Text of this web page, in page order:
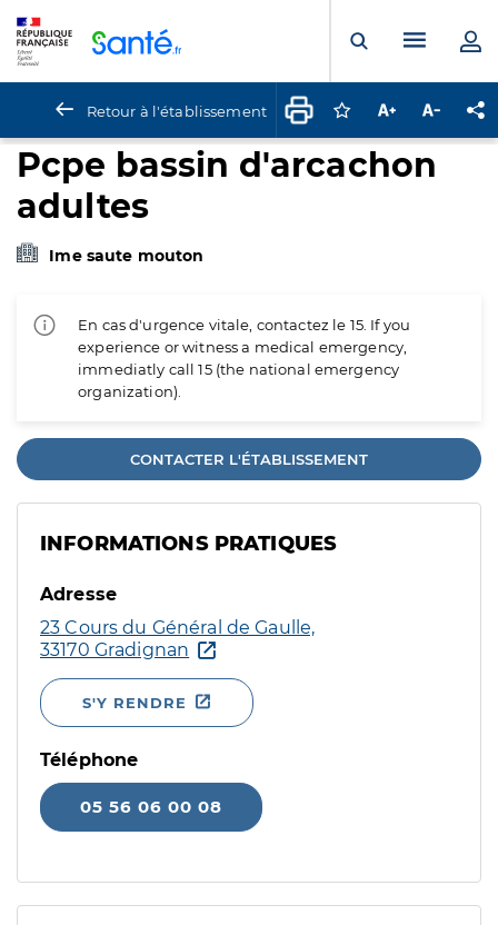
Ouvrir laMenu
Retour à l'établissement Connectez-vous
Augmenter la
Pcpe bassin d'arcachon
adultes
Ime saute mouton
En cas d'urgence vitale, contactez le 15. If you
experience or witness a medical emergency,
immediatly call 15 (the national emergency
organization).
CONTACTER L'ÉTABLISSEMENT
INFORMATIONS PRATIQUES
Adresse
23 Cours du Général de Gaulle,
33170 Gradignan
S'Y RENDRE
Téléphone
05 56 06 00 08